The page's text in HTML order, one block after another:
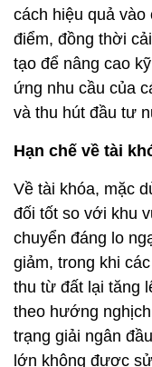
cách hiệu quả
điểm, đồng thời
tạo để nâng cao
ứng nhu cầu của
và thu hút đầu tư
Hạn chế về tài
Về tài khóa, mặc
đối tốt so với khu
chuyển đáng lo
giảm, trong khi
thu từ đất lại tăng
theo hướng
trạng giải ngân
lớn không được